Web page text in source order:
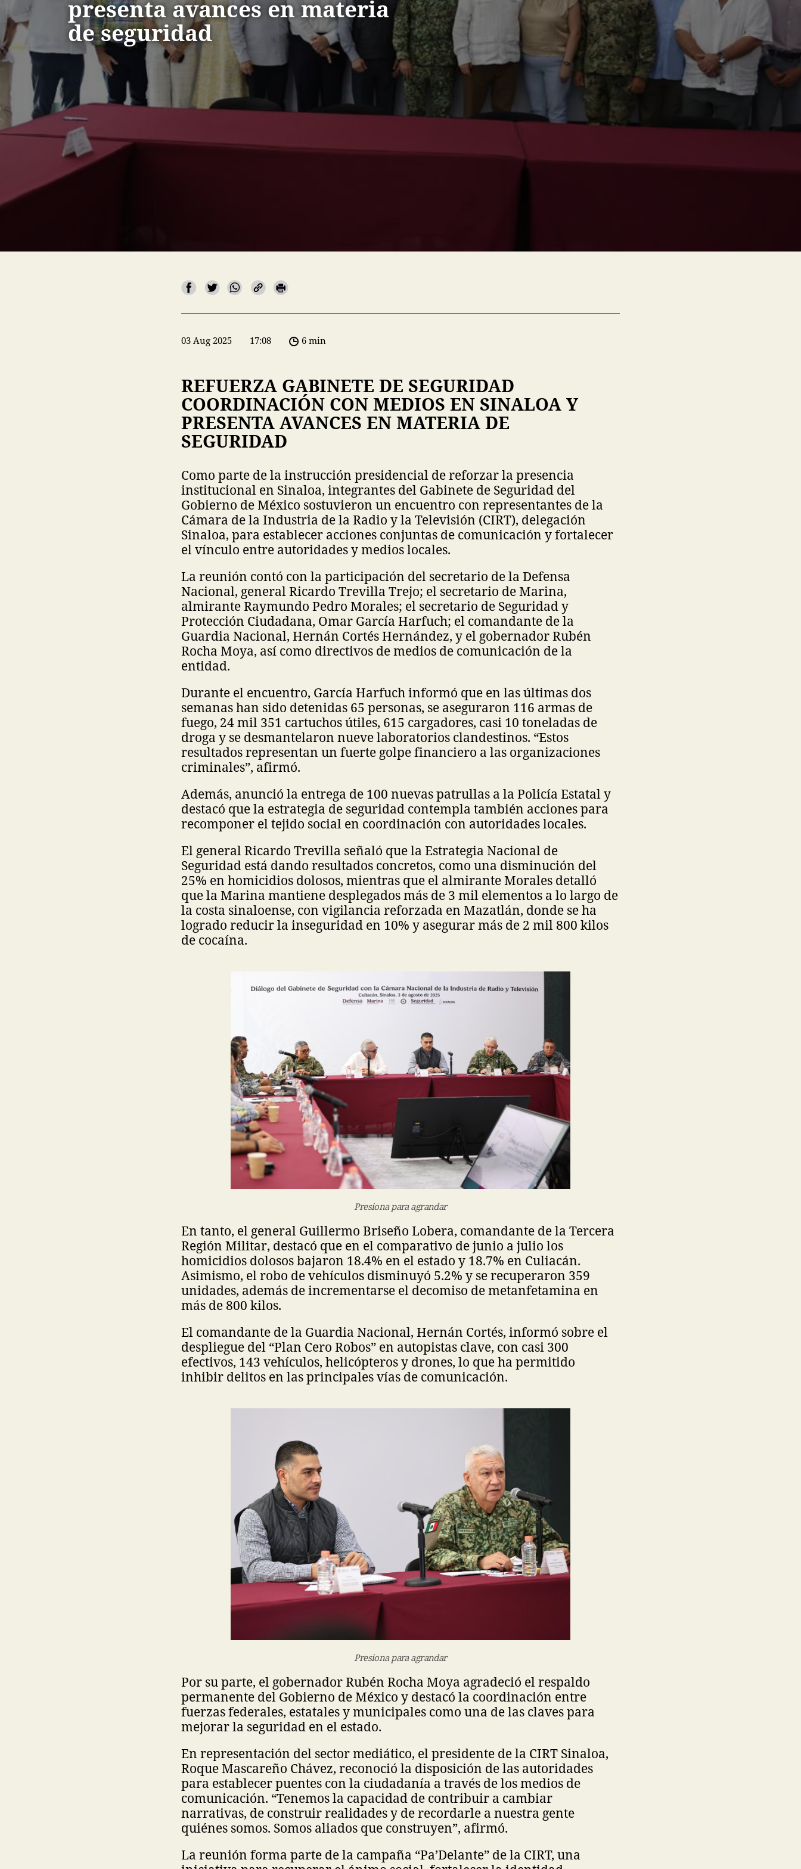
presenta avances en materia
de seguridad
03 Aug 2025 17:08 6 min
REFUERZA GABINETE DE SEGURIDAD
COORDINACIÓN CON MEDIOS EN SINALOA Y
PRESENTA AVANCES EN MATERIA DE
SEGURIDAD
Como parte de la instrucción presidencial de reforzar la presencia
institucional en Sinaloa, integrantes del Gabinete de Seguridad del
Gobierno de México sostuvieron un encuentro con representantes de la
Cámara de la Industria de la Radio y la Televisión (CIRT), delegación
Sinaloa, para establecer acciones conjuntas de comunicación y fortalecer
el vínculo entre autoridades y medios locales.
La reunión contó con la participación del secretario de la Defensa
Nacional, general Ricardo Trevilla Trejo; el secretario de Marina,
almirante Raymundo Pedro Morales; el secretario de Seguridad y
Protección Ciudadana, Omar García Harfuch; el comandante de la
Guardia Nacional, Hernán Cortés Hernández, y el gobernador Rubén
Rocha Moya, así como directivos de medios de comunicación de la
entidad.
Durante el encuentro, García Harfuch informó que en las últimas dos
semanas han sido detenidas 65 personas, se aseguraron 116 armas de
fuego, 24 mil 351 cartuchos útiles, 615 cargadores, casi 10 toneladas de
droga y se desmantelaron nueve laboratorios clandestinos. “Estos
resultados representan un fuerte golpe financiero a las organizaciones
criminales”, afirmó.
Además, anunció la entrega de 100 nuevas patrullas a la Policía Estatal y
destacó que la estrategia de seguridad contempla también acciones para
recomponer el tejido social en coordinación con autoridades locales.
El general Ricardo Trevilla señaló que la Estrategia Nacional de
Seguridad está dando resultados concretos, como una disminución del
25% en homicidios dolosos, mientras que el almirante Morales detalló
que la Marina mantiene desplegados más de 3 mil elementos a lo largo de
la costa sinaloense, con vigilancia reforzada en Mazatlán, donde se ha
logrado reducir la inseguridad en 10% y asegurar más de 2 mil 800 kilos
de cocaína.
Presiona para agrandar
En tanto, el general Guillermo Briseño Lobera, comandante de la Tercera
Región Militar, destacó que en el comparativo de junio a julio los
homicidios dolosos bajaron 18.4% en el estado y 18.7% en Culiacán.
Asimismo, el robo de vehículos disminuyó 5.2% y se recuperaron 359
unidades, además de incrementarse el decomiso de metanfetamina en
más de 800 kilos.
El comandante de la Guardia Nacional, Hernán Cortés, informó sobre el
despliegue del “Plan Cero Robos” en autopistas clave, con casi 300
efectivos, 143 vehículos, helicópteros y drones, lo que ha permitido
inhibir delitos en las principales vías de comunicación.
Presiona para agrandar
Por su parte, el gobernador Rubén Rocha Moya agradeció el respaldo
permanente del Gobierno de México y destacó la coordinación entre
fuerzas federales, estatales y municipales como una de las claves para
mejorar la seguridad en el estado.
En representación del sector mediático, el presidente de la CIRT Sinaloa,
Roque Mascareño Chávez, reconoció la disposición de las autoridades
para establecer puentes con la ciudadanía a través de los medios de
comunicación. “Tenemos la capacidad de contribuir a cambiar
narrativas, de construir realidades y de recordarle a nuestra gente
quiénes somos. Somos aliados que construyen”, afirmó.
La reunión forma parte de la campaña “Pa’Delante” de la CIRT, una